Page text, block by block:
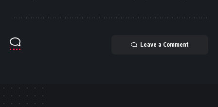
Leave a Comment